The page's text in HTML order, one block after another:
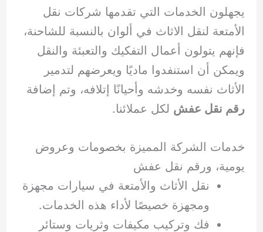
يجهلون الخدمات التي تقدمها شركات نقل
الأمتعة لنقل الاثاث في ألوان بالنسبة للشاحنة،
فإنهم يتولون أعمال التفكيك والتعبئة والنقل
ويمكن أن استنفدوا ماديًا ويعرضهم لتدمير
الأثاث نفسه وخدشه وأحيانًا إتلافه، وتم إضافة
رقم نقل عفش لكل عملائنا.
خدمات الشركة المميزة بخصومات وعروض
يومية، ورقم نقل عفش
نقل الأثاث والأمتعة في سيارات مجهزة
ومجهزة خصيصًا لأداء هذه الخدمات.
فك وتركيب مكيفات وثريات وستائر